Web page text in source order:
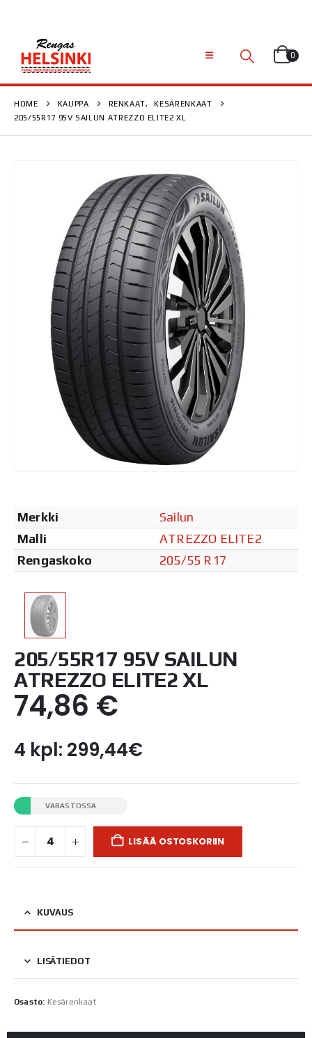
0
HOME KAUPPA RENKAAT,
KESÄRENKAAT
205/55R17 95V SAILUN ATREZZO ELITE2 XL
Merkki
Sailun
Malli
ATREZZO ELITE2
Rengaskoko
205/55 R17
205/55R17 95V SAILUN
ATREZZO ELITE2 XL
74,86 €
4 kpl: 299,44€
VARASTOSSA
LISÄÄ OSTOSKORIIN
KUVAUS
LISÄTIEDOT
Osasto: Kesärenkaat